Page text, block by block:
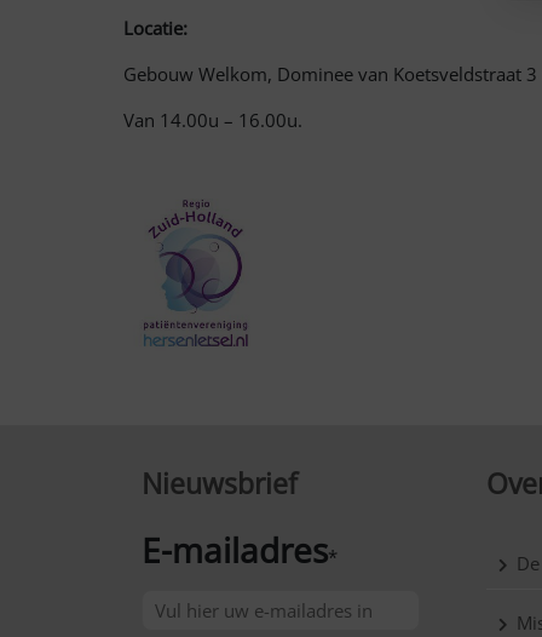
Locatie:
Gebouw Welkom, Dominee van Koetsveldstraat
Van 14.00u – 16.00u.
Nieuwsbrief
E-mailadres*